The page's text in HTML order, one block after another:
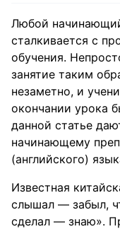
Любой
сталкивается с
обучения.
занятие таким
незаметно, и
окончании урока
данной статье
начинающему
(английского)
Известная
слышал — забыл,
сделал — знаю».